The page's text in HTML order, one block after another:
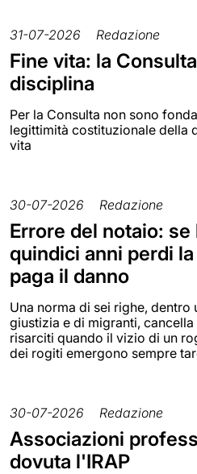
31-07-2026 Redazione
Fine vita: la
disciplina
Per la Consulta non sono
legittimità costituzionale della
vita
30-07-2026 Redazione
Errore del notaio:
quindici anni perdi
paga il danno
Una norma di sei righe, dentro
giustizia e di migranti,
risarciti quando il vizio di un
dei rogiti emergono sempre
30-07-2026 Redazione
Associazioni
dovuta l'IRAP